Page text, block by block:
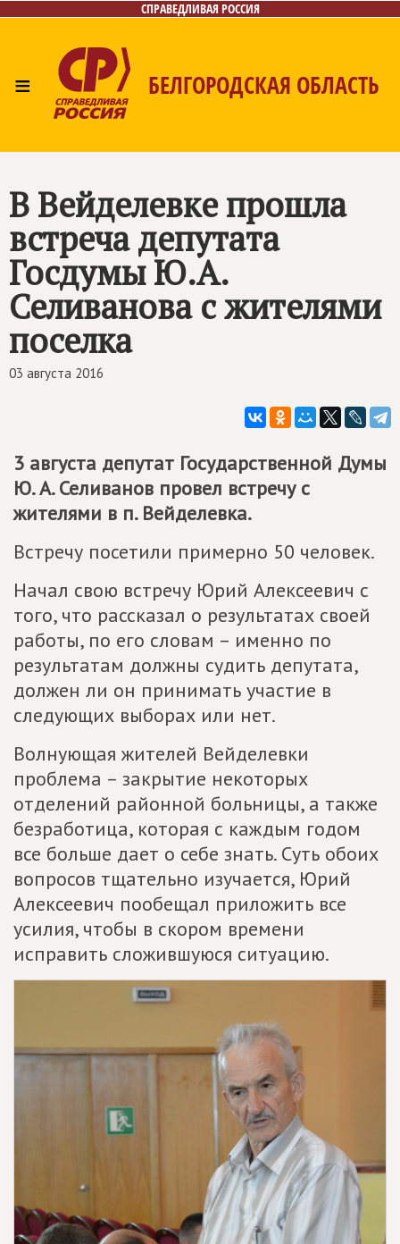
СПРАВЕДЛИВАЯ РОССИЯ
≡ БЕЛГОРОДСКАЯ ОБЛАСТЬ
В Вейделевке прошла
встреча депутата
Госдумы Ю.А.
Селиванова с жителями
поселка
03 августа 2016
3 августа депутат Государственной Думы
Ю. А. Селиванов провел встречу с
жителями в п. Вейделевка.
Встречу посетили примерно 50 человек.
Начал свою встречу Юрий Алексеевич с
того, что рассказал о результатах своей
работы, по его словам – именно по
результатам должны судить депутата,
должен ли он принимать участие в
следующих выборах или нет.
Волнующая жителей Вейделевки
проблема – закрытие некоторых
отделений районной больницы, а также
безработица, которая с каждым годом
все больше дает о себе знать. Суть обоих
вопросов тщательно изучается, Юрий
Алексеевич пообещал приложить все
усилия, чтобы в скором времени
исправить сложившуюся ситуацию.